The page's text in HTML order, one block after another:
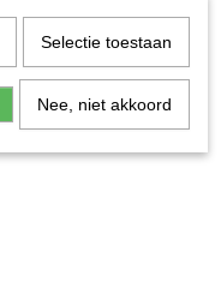
Selectie toestaan
Nee, niet akkoord